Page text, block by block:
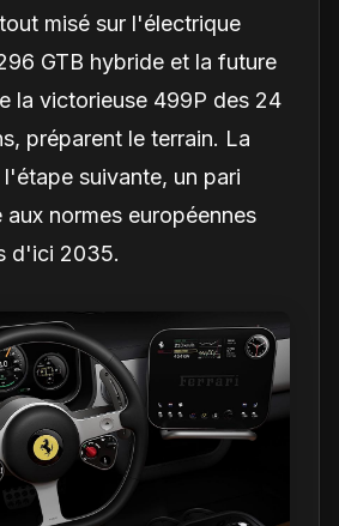
misé sur l'électrique
GTB hybride et la future
la victorieuse 499P des 24
préparent le terrain. La
suivante, un pari
normes européennes
d'ici 2035.